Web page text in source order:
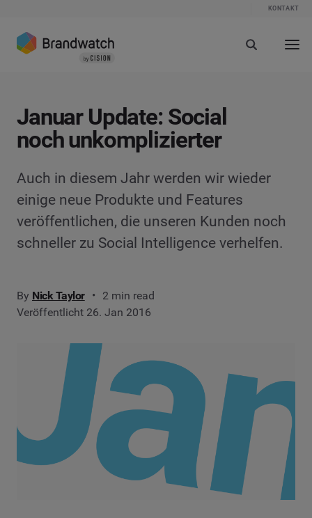
KONTAKT
Januar Update: Social
noch unkomplizierter
Auch in diesem Jahr werden wir wieder
einige neue Produkte und Features
veröffentlichen, die unseren Kunden noch
schneller zu Social Intelligence verhelfen.
By Nick Taylor
2 min read
Veröffentlicht 26. Jan 2016